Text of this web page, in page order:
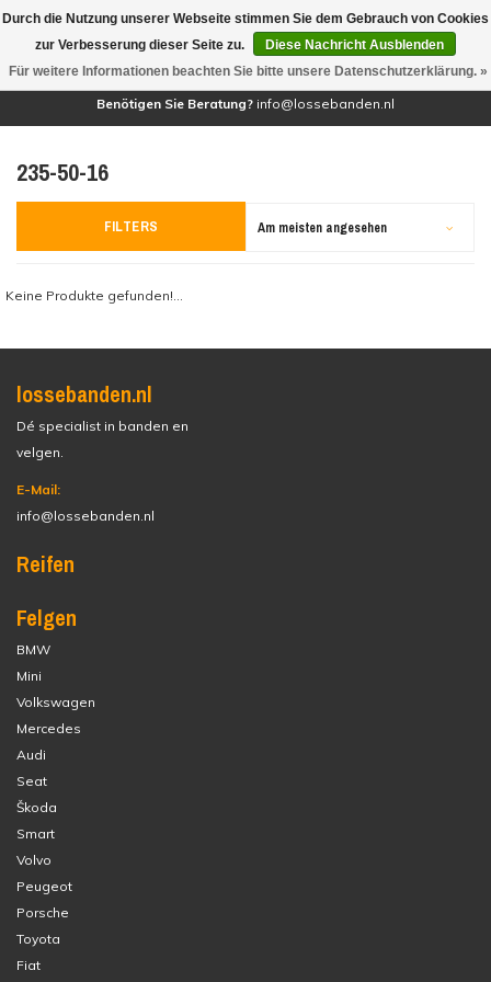
(0)
Benötigen Sie Beratung? info@lossebanden.nl
235-50-16
FILTERS Am meisten angesehen
Keine Produkte gefunden!...
lossebanden.nl
Dé specialist in banden en
velgen.
E-Mail:
info@lossebanden.nl
Reifen
Felgen
BMW
Mini
Volkswagen
Mercedes
Audi
Seat
Škoda
Smart
Volvo
Peugeot
Porsche
Toyota
Fiat
Durch die Nutzung unserer Webseite stimmen Sie dem Gebrauch von Cookies
zur Verbesserung dieser Seite zu.
Diese Nachricht Ausblenden
Für weitere Informationen beachten Sie bitte unsere Datenschutzerklärung. »